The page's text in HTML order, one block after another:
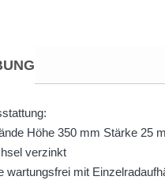
Höhe 350 mm Stärke 25
verzinkt
wartungsfrei mit